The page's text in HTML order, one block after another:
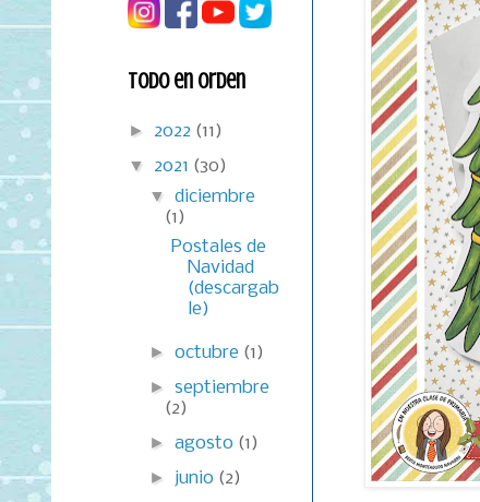
Todo en orden
► 2022 (11)
▼ 2021 (30)
▼diciembre
(1)
Postales de
Navidad
(descargab
le)
►octubre (1)
►septiembre
(2)
►agosto (1)
► junio (2)